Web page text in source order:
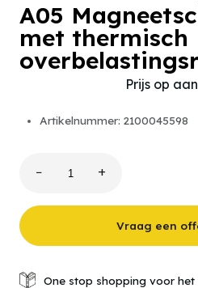
A05
met thermisch
Prijs op
Artikelnummer: 2100045598
−
met
overbelastingsrelais
aantal
+
Vraag een
One stop shopping voor